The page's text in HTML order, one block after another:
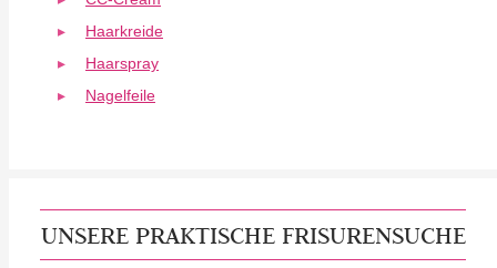
Haarkreide
Haarspray
Nagelfeile
UNSERE PRAKTISCHE FRISURENSUCHE